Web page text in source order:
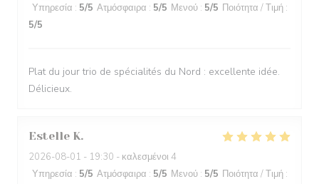
Υπηρεσία : 5/5 Ατμόσφαιρα : 5/5 Μενού : 5/5 Ποιότητα / Τιμή :
5/5
Plat du jour trio de spécialités du Nord : excellente idée.
Délicieux.
Estelle K
2026-08-01 - 19:30 - καλεσμένοι 4
Υπηρεσία : 5/5 Ατμόσφαιρα : 5/5 Μενού : 5/5 Ποιότητα / Τιμή :